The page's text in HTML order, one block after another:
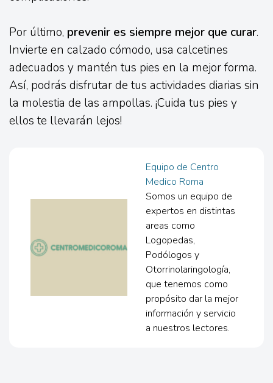
Por último, prevenir es siempre mejor que curar.
Invierte en calzado cómodo, usa calcetines
adecuados y mantén tus pies en la mejor forma.
Así, podrás disfrutar de tus actividades diarias sin
la molestia de las ampollas. ¡Cuida tus pies y
ellos te llevarán lejos!
Equipo de Centro
Medico Roma
Somos un equipo de
expertos en distintas
areas como
Logopedas,
Podólogos y
Otorrinolaringología,
que tenemos como
propósito dar la mejor
información y servicio
a nuestros lectores.